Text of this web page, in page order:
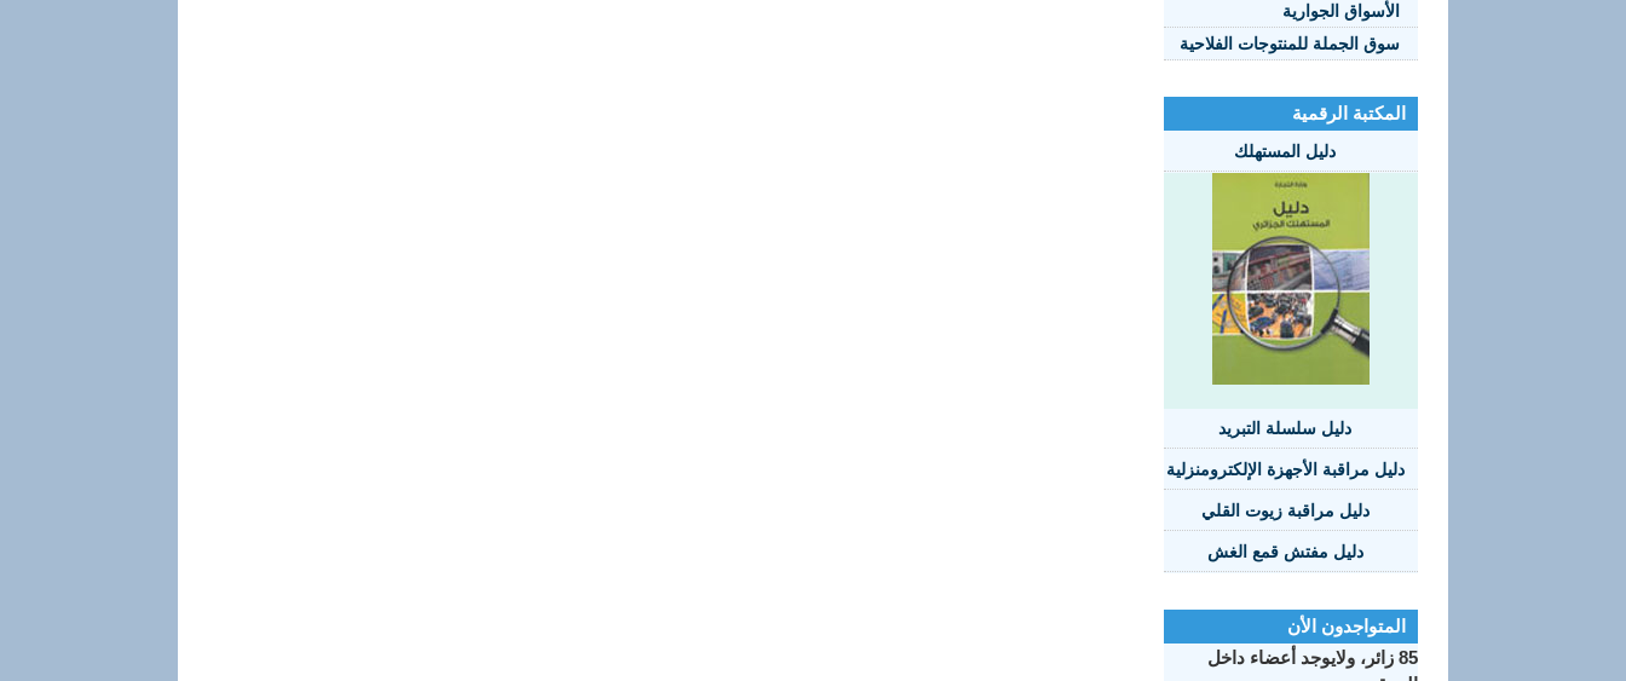
الأسواق الجوارية
سوق الجملة للمنتوجات الفلاحية
المكتبة الرقمية
دليل المستهلك
دليل سلسلة التبريد
دليل مراقبة الأجهزة الإلكترومنزلية
دليل مراقبة زيوت القلي
دليل مفتش قمع الغش
المتواجدون الأن
85 زائر، ولايوجد أعضاء داخل